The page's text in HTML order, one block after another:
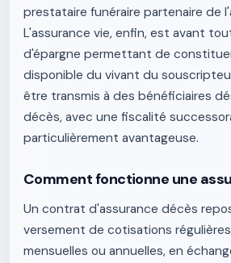
prestataire funéraire partenaire de
L'assurance vie, enfin, est avant
d'épargne permettant de
disponible du vivant du
être transmis à des bénéficiaires
décès, avec une fiscalité
particulièrement avantageuse.
Comment fonctionne une
Un contrat d'assurance décès
versement de cotisations
mensuelles ou annuelles, en